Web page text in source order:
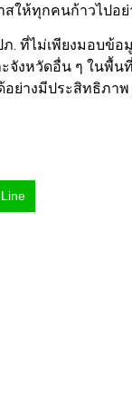
สให้ทุกคนก้าวไปอย่
ภ. ที่ไม่เพียงมอบ
งหวัดอื่น ๆ ในพื้น
อย่างมีประสิทธิภ
Line